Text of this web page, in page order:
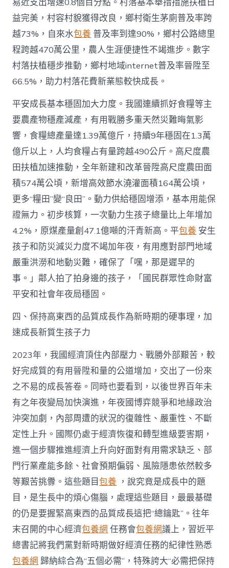
易近支出增速0.8個百分點。村落基本舉措措施扶植日
益完美，村容村貌獲得改良，鄉村衛生茅廁普及率跨
越73%，自來水包養 普及率到達90%，鄉村公路總里
程跨越470萬公里，農人生涯便捷性不竭進步。數字
村落扶植穩步推動，鄉村地域internet普及率晉陞至
66.5%，助力村落花費新業態較快成長。
平安成長基本穩固加大力度。我國連續抓好食糧等主
要農產物穩產減產，有用戰勝多重天然災難晦氣影
響，食糧總產量達1.39萬億斤，持續9年穩固在1.3萬
億斤以上，人均食糧占有量跨越490公斤。高尺度農
田扶植加速推動，全年新建和改革晉陞高尺度農田面
積574萬公頃，新增高效節水澆灌面積164萬公頃，
更多“糧田”變“良田”。動力供給穩固增添，基本用能保
證無力。初步核算，一次動力生孩子總量比上年增加
4.2%，原煤產量創47.1億噸的汗青新高。平包養 安生
孩子和防災減災力度不竭加年夜，有用應對部門地域
嚴重洪澇和地動災難，確保了「嘿，那是遲早的
事。」鄰人拍了拍身邊的孩子，「國民群眾性命財富
平安和社會年夜局穩固。
四、保持高東西的品質成長作為新時期的硬事理，加
速成長新質生孩子力
2023年，我國經濟頂住內部壓力、戰勝外部艱苦，較
好完成質的有用晉陞和量的公道增加，交出了一份來
之不易的成長答卷。同時也要看到，以後世界百年未
有之年夜變局加快演進，年夜國博弈競爭和地緣政治
沖突加劇，內部周遭的狀況的復雜性、嚴重性、不斷
定性上升。國際仍處于經濟恢復和轉型進級要害期，
進一個步驟推進經濟上升向好面對有用需求缺乏、部
門行業產能多餘、社會預期偏弱、風險隱患依然較多
等艱苦挑釁。這些題目包養 ，說究竟是成長中的題
目，是生長中的煩心傷腦，處理這些題目，最最基礎
的仍是要握緊高東西的品質成長這把“總鑰匙”。往年
末召開的中心經濟包養網 任務會包養網議上，習近平
總書記將我們黨對新時期做好經濟任務的紀律性熟悉
包養網 歸納綜合為“五個必需”，特殊誇大“必需把保持